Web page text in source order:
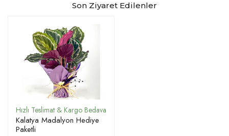
Son Ziyaret Edilenler
Kalatya Madalyon Hediye
Paketli